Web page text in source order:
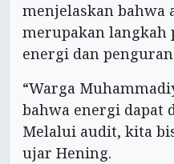
menjelaskan bahwa
merupakan
energi dan
“Warga
bahwa energi dapat
Melalui audit, kita
ujar Hening.